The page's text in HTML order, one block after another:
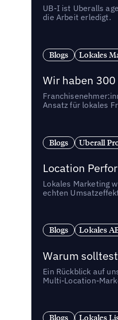
UB-I ist Uberalls
die Arbeit erledigt.
Blogs Lokales
Wir haben
Ansatz für lokales
Blogs Uberall
Location
Lokales Marketing
echten
Blogs Lokales
Warum
Ein Rückblick auf
Multi-Location-
Blogs Lokales